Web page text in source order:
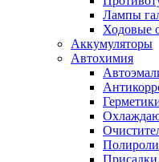
Лампы
Ходовые
Аккумуляторы
Автохимия
Полироли
Присадки